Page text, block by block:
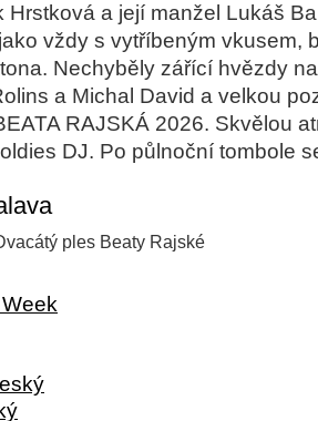
Hrstková a její manžel Lukáš
vždy s vytříbeným vkusem,
Nechyběly zářící hvězdy
a Michal David a velkou
RAJSKÁ 2026. Skvělou
DJ. Po půlnoční tombole
ples Beaty Rajské